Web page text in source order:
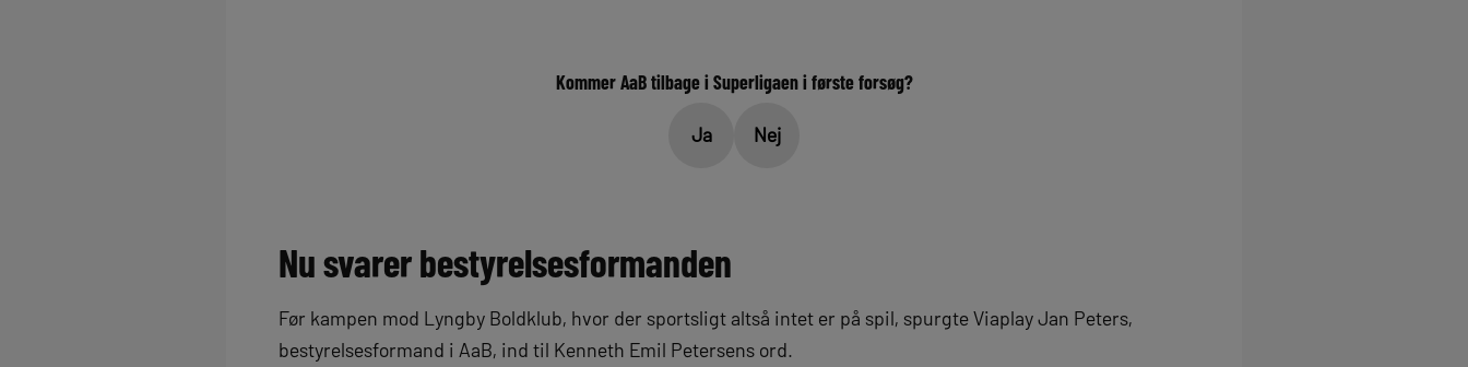
Kommer AaB tilbage i Superligaen i første forsøg?
Ja Nej
Nu svarer bestyrelsesformanden
Før kampen mod Lyngby Boldklub, hvor der sportsligt altså intet er på spil, spurgte Viaplay Jan Peters,
bestyrelsesformand i AaB, ind til Kenneth Emil Petersens ord.